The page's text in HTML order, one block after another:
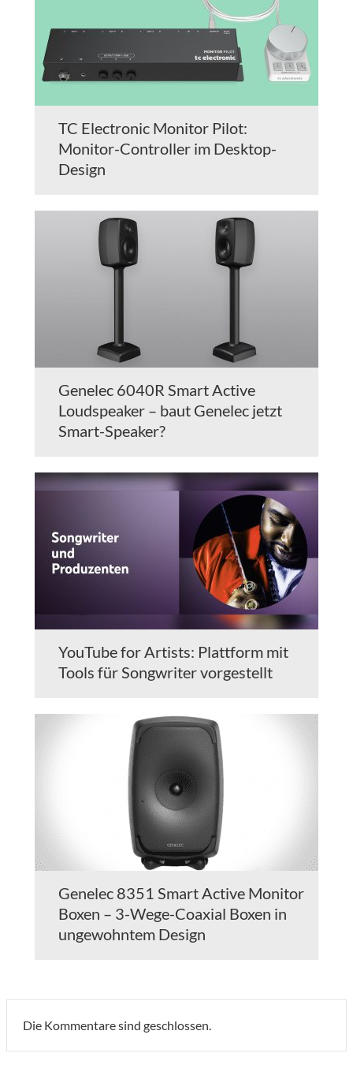
TC Electronic Monitor Pilot:
Monitor-Controller im Desktop-
Design
Genelec 6040R Smart Active
Loudspeaker – baut Genelec jetzt
Smart-Speaker?
YouTube for Artists: Plattform mit
Tools für Songwriter vorgestellt
Genelec 8351 Smart Active Monitor
Boxen – 3-Wege-Coaxial Boxen in
ungewohntem Design
Die Kommentare sind geschlossen.